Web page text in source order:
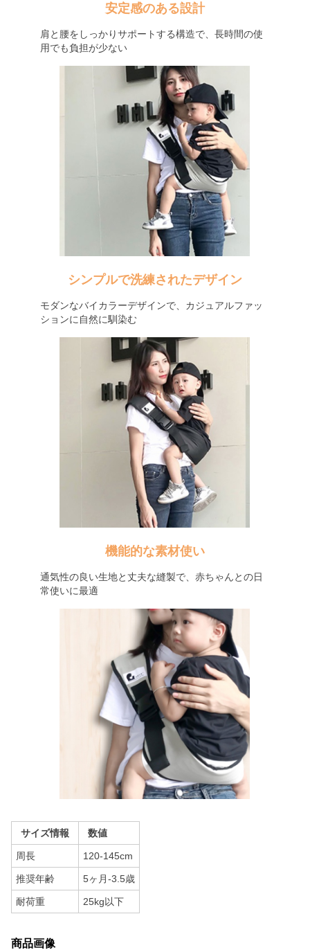
安定感のある設計
肩と腰をしっかりサポートする構造で、長時間の使
用でも負担が少ない
シンプルで洗練されたデザイン
モダンなバイカラーデザインで、カジュアルファッ
ションに自然に馴染む
機能的な素材使い
通気性の良い生地と丈夫な縫製で、赤ちゃんとの日
常使いに最適
サイズ情報 数値
周長 120-145cm
推奨年齢 5ヶ月-3.5歳
耐荷重 25kg以下
商品画像